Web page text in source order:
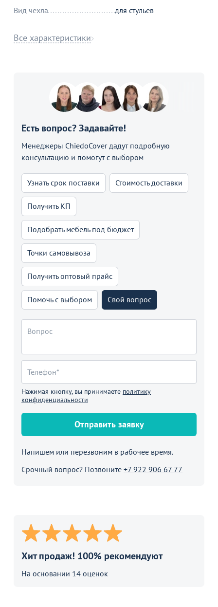
Вид чехла
для стульев
Все характеристики
Есть вопрос? Задавайте!
Менеджеры ChiedoCover дадут подробную
консультацию и помогут с выбором
Узнать срок поставки Стоимость доставки
Получить КП
Подобрать мебель под бюджет
Точки самовывоза
Получить оптовый прайс
Помочь с выбором Свой вопрос
Нажимая кнопку, вы принимаете политику
конфиденциальности
Отправить заявку
Напишем или перезвоним в рабочее время.
Срочный вопрос? Позвоните +7 922 906 67 77
Хит продаж! 100% рекомендуют
На основании 14 оценок